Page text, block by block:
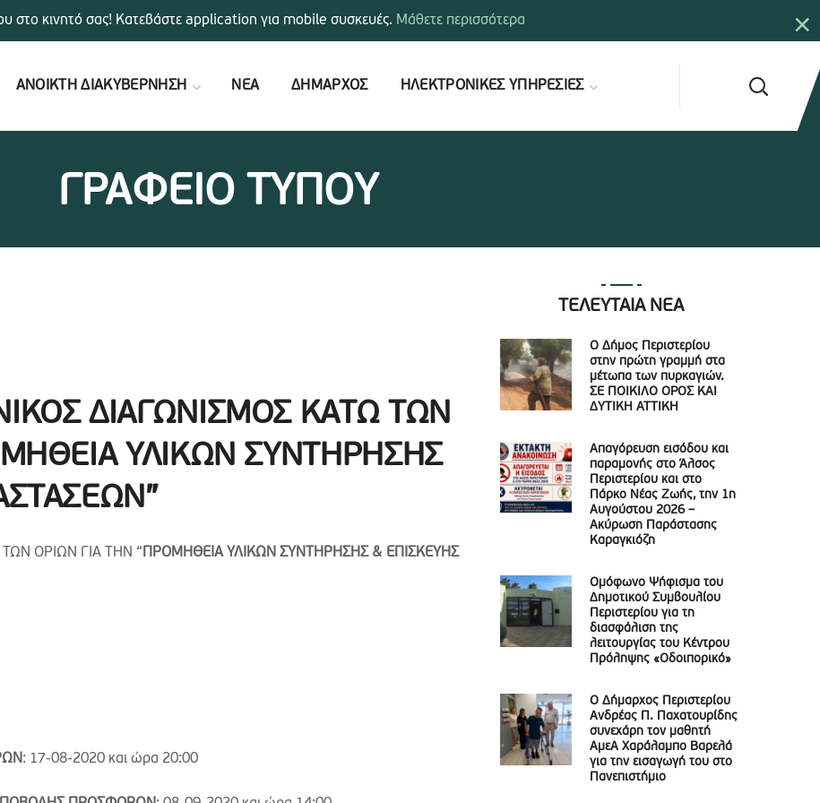
ΑΝΟΙΚΤΗ ΔΙΑΚΥΒΕΡΝΗΣΗ ΝΕΑ ΔΗΜΑΡΧΟΣ ΗΛΕΚΤΡΟΝΙΚΕΣ ΥΠΗΡΕΣΙΕΣ
ΓΡΑΦΕΙΟ ΤΥΠΟΥ
ΔΙΑΓΩΝΙΣΜΟΣ ΚΑΤΩ ΤΩΝ
ΥΛΙΚΩΝ ΣΥΝΤΗΡΗΣΗΣ
ΟΡΙΩΝ ΓΙΑ ΤΗΝ “ ΠΡΟΜΗΘΕΙΑ ΥΛΙΚΩΝ ΣΥΝΤΗΡΗΣΗΣ & ΕΠΙΣΚΕΥΗΣ
: 17-08-2020 και ώρα 20:00
ΤΕΛΕΥΤΑΙΑ ΝΕΑ
Ο Δήμος Περιστερίου
στην πρώτη γραμμή στα
μέτωπα των πυρκαγιών.
ΣΕ ΠΟΙΚΙΛΟ ΟΡΟΣ ΚΑΙ
ΔΥΤΙΚΗ ΑΤΤΙΚΗ
Απαγόρευση εισόδου και
παραμονής στο Άλσος
Περιστερίου και στο
Πάρκο Νέας Ζωής, την 1η
Αυγούστου 2026 –
Ακύρωση Παράστασης
Καραγκιόζη
Ομόφωνο Ψήφισμα του
Δημοτικού Συμβουλίου
Περιστερίου για τη
διασφάλιση της
λειτουργίας του Κέντρου
Πρόληψης «Οδοιπορικό»
Ο Δήμαρχος Περιστερίου
Ανδρέας Π. Παχατουρίδης
συνεχάρη τον μαθητή
ΑμεΑ Χαράλαμπο Βαρελά
για την εισαγωγή του στο
Πανεπιστήμιο
×
στο κινητό σας! Κατεβάστε application για mobile συσκευές. Μάθετε περισσότερα